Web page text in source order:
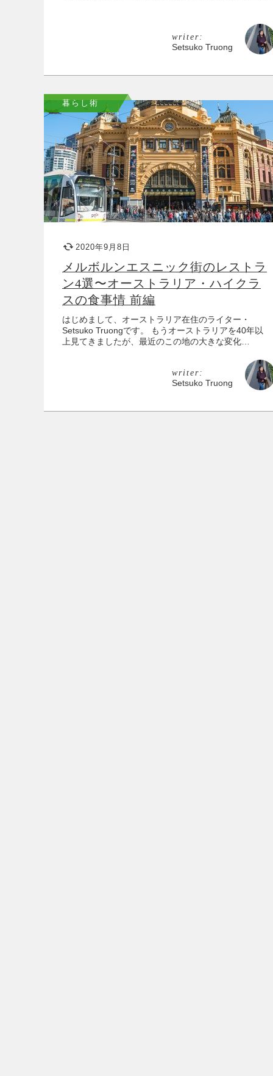
writer:
Setsuko Truong
暮らし術
2020年9月8日
メルボルンエスニック街のレストラ
ン4選〜オーストラリア・ハイクラ
スの食事情 前編
はじめまして、オーストラリア在住のライター・
Setsuko Truongです。 もうオーストラリアを40年以
上見てきましたが、最近のこの地の大きな変化…
writer:
Setsuko Truong